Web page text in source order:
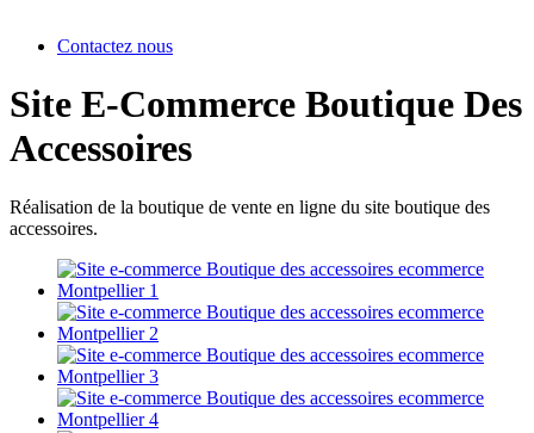
Contactez nous
Site E-Commerce Boutique Des
Accessoires
Réalisation de la boutique de vente en ligne du site boutique des
accessoires.